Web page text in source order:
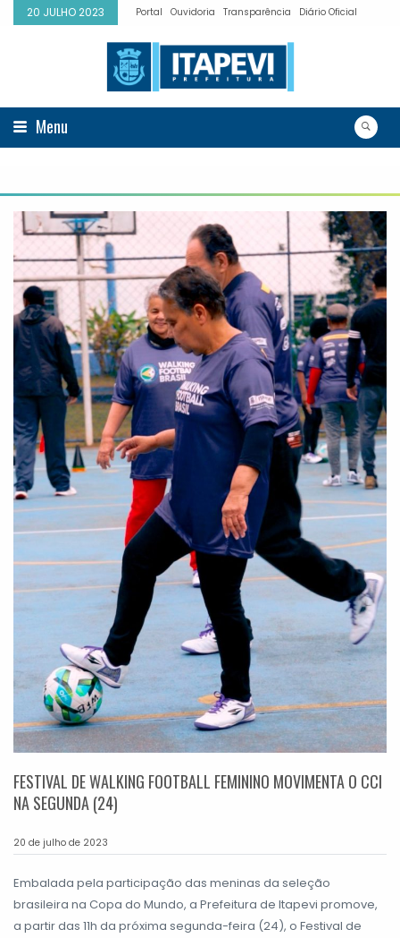
20 JULHO 2023 Portal Ouvidoria Transparência Diário Oficial
Menu
FESTIVAL DE WALKING FOOTBALL FEMININO MOVIMENTA O CCI
NA SEGUNDA (24)
20 de julho de 2023
Embalada pela participação das meninas da seleção
brasileira na Copa do Mundo, a Prefeitura de Itapevi promove,
a partir das 11h da próxima segunda-feira (24), o Festival de